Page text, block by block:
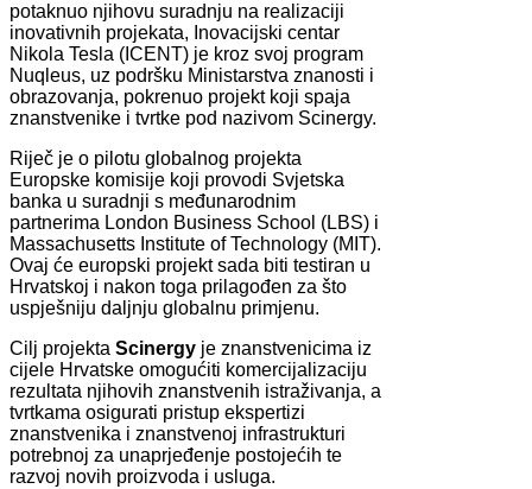
potaknuo njihovu suradnju na realizaciji
inovativnih projekata, Inovacijski centar
Nikola Tesla (ICENT) je kroz svoj program
Nuqleus, uz podršku Ministarstva znanosti i
obrazovanja, pokrenuo projekt koji spaja
znanstvenike i tvrtke pod nazivom Scinergy.
Riječ je o pilotu globalnog projekta
Europske komisije koji provodi Svjetska
banka u suradnji s međunarodnim
partnerima London Business School (LBS) i
Massachusetts Institute of Technology (MIT).
Ovaj će europski projekt sada biti testiran u
Hrvatskoj i nakon toga prilagođen za što
uspješniju daljnju globalnu primjenu.
Cilj projekta Scinergy je znanstvenicima iz
cijele Hrvatske omogućiti komercijalizaciju
rezultata njihovih znanstvenih istraživanja, a
tvrtkama osigurati pristup ekspertizi
znanstvenika i znanstvenoj infrastrukturi
potrebnoj za unaprjeđenje postojećih te
razvoj novih proizvoda i usluga.